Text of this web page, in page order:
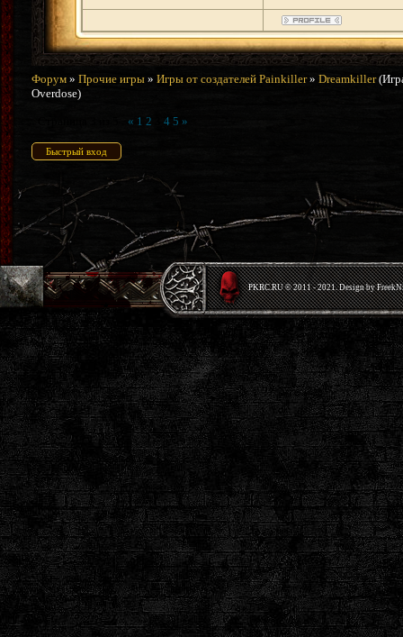
Форум » Прочие игры » Игры от создателей Painkiller » Dreamkiller
Overdose)
« 1 2 4 5 »
PKRС.RU © 2011 - 2021. Design by